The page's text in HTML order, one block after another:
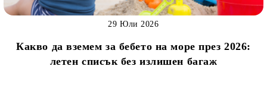
Какво да вземем за бебето на море през 2026:
летен списък без излишен багаж
29 Юли 2026